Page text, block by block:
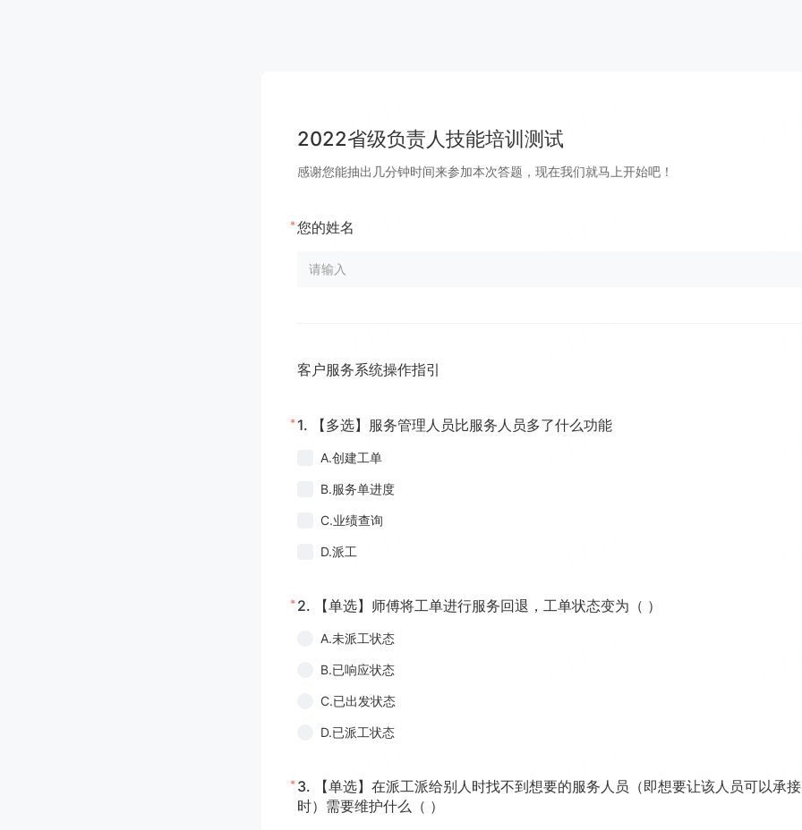
2022省级负责人技能培训测试
感谢您能抽出几分钟时间来参加本次答题，现在我们就马上开始吧！
*您的姓名
客户服务系统操作指引
* 1. 【多选】服务管理人员比服务人员多了什么功能
A.创建工单
B.服务单进度
C.业绩查询
D.派工
* 2. 【单选】师傅将工单进行服务回退，工单状态变为（ ）
A.未派工状态
B.已响应状态
C.已出发状态
D.已派工状态
* 3. 【单选】在派工派给别人时找不到想要的服务人员（即想要让该人员可以承
时）需要维护什么（ ）